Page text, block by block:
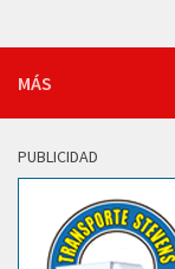
MÁS
PUBLICIDAD